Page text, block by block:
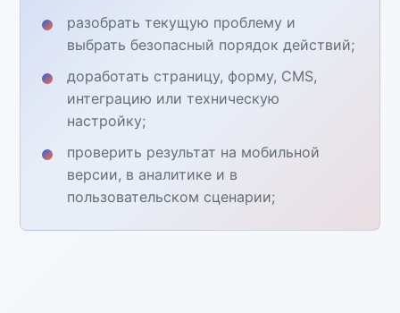
разобрать текущую проблему и
выбрать безопасный порядок действий;
доработать страницу, форму, CMS,
интеграцию или техническую
настройку;
проверить результат на мобильной
версии, в аналитике и в
пользовательском сценарии;